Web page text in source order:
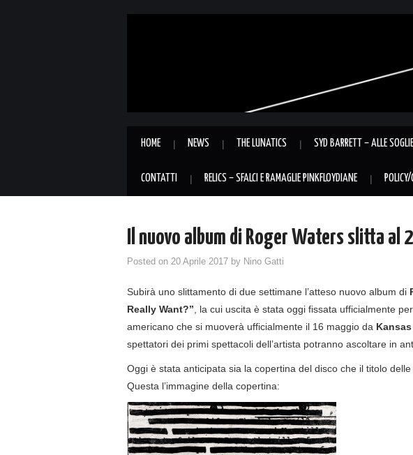
HOME NEWS THE LUNATICS SYD BARRETT – ALLE
CONTATTI RELICS – SFALCI E RAMAGLIE PINKFLOYDIANE POLICY/
Il nuovo album di Roger Waters slitta al
Posted on 20 Aprile 2017 by Nino Gatti
Subirà uno slittamento di due settimane l’atteso nuovo album di
Really Want?” , la cui uscita è stata oggi fissata ufficialmente
americano che si muoverà ufficialmente il 16 maggio da
spettatori dei primi spettacoli dell’artista potranno ascoltare in
Oggi è stata anticipata sia la copertina del disco che il titolo delle
Questa l’immagine della copertina: